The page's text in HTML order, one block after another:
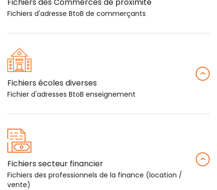
Fichiers d'adresse BtoB de commerçants
Fichiers écoles diverses
Fichier d'adresses BtoB enseignement
Fichiers secteur financier
Fichiers des professionnels de la finance (location /
vente)